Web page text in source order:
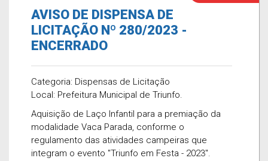
AVISO DE DISPENSA DE
LICITAÇÃO Nº 280/2023 -
ENCERRADO
Categoria: Dispensas de Licitação
Local: Prefeitura Municipal de Triunfo.
Aquisição de Laço Infantil para a premiação da
modalidade Vaca Parada, conforme o
regulamento das atividades campeiras que
integram o evento "Triunfo em Festa - 2023".